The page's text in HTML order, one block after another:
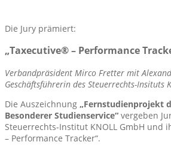
Die Jury prämiert:
„Taxecutive® – Performance
Verbandpräsident Mirco Fretter mit
Geschäftsführerin des Steuerrechts-Insituts
Die Auszeichnung „Fernstudienprojekt
Besonderer Studienservice“ vergeben
Steuerrechts-Institut KNOLL GmbH und
– Performance Tracker“.